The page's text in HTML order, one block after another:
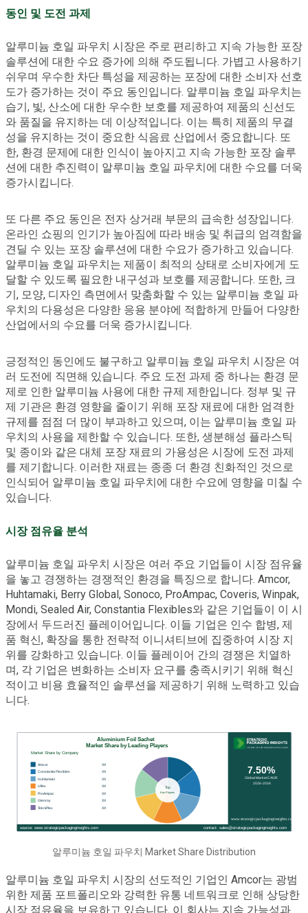
동인 및 도전 과제
알루미늄 호일 파우치 시장은 주로 편리하고 지속 가능한 포장
솔루션에 대한 수요 증가에 의해 주도됩니다. 가볍고 사용하기
쉬우며 우수한 차단 특성을 제공하는 포장에 대한 소비자 선호
도가 증가하는 것이 주요 동인입니다. 알루미늄 호일 파우치는
습기, 빛, 산소에 대한 우수한 보호를 제공하여 제품의 신선도
와 품질을 유지하는 데 이상적입니다. 이는 특히 제품의 무결
성을 유지하는 것이 중요한 식음료 산업에서 중요합니다. 또
한, 환경 문제에 대한 인식이 높아지고 지속 가능한 포장 솔루
션에 대한 추진력이 알루미늄 호일 파우치에 대한 수요를 더욱
증가시킵니다.
또 다른 주요 동인은 전자 상거래 부문의 급속한 성장입니다.
온라인 쇼핑의 인기가 높아짐에 따라 배송 및 취급의 엄격함을
견딜 수 있는 포장 솔루션에 대한 수요가 증가하고 있습니다.
알루미늄 호일 파우치는 제품이 최적의 상태로 소비자에게 도
달할 수 있도록 필요한 내구성과 보호를 제공합니다. 또한, 크
기, 모양, 디자인 측면에서 맞춤화할 수 있는 알루미늄 호일 파
우치의 다용성은 다양한 응용 분야에 적합하게 만들어 다양한
산업에서의 수요를 더욱 증가시킵니다.
긍정적인 동인에도 불구하고 알루미늄 호일 파우치 시장은 여
러 도전에 직면해 있습니다. 주요 도전 과제 중 하나는 환경 문
제로 인한 알루미늄 사용에 대한 규제 제한입니다. 정부 및 규
제 기관은 환경 영향을 줄이기 위해 포장 재료에 대한 엄격한
규제를 점점 더 많이 부과하고 있으며, 이는 알루미늄 호일 파
우치의 사용을 제한할 수 있습니다. 또한, 생분해성 플라스틱
및 종이와 같은 대체 포장 재료의 가용성은 시장에 도전 과제
를 제기합니다. 이러한 재료는 종종 더 환경 친화적인 것으로
인식되어 알루미늄 호일 파우치에 대한 수요에 영향을 미칠 수
있습니다.
시장 점유율 분석
알루미늄 호일 파우치 시장은 여러 주요 기업들이 시장 점유율
을 놓고 경쟁하는 경쟁적인 환경을 특징으로 합니다. Amcor,
Huhtamaki, Berry Global, Sonoco, ProAmpac, Coveris, Winpak,
Mondi, Sealed Air, Constantia Flexibles와 같은 기업들이 이 시
장에서 두드러진 플레이어입니다. 이들 기업은 인수 합병, 제
품 혁신, 확장을 통한 전략적 이니셔티브에 집중하여 시장 지
위를 강화하고 있습니다. 이들 플레이어 간의 경쟁은 치열하
며, 각 기업은 변화하는 소비자 요구를 충족시키기 위해 혁신
적이고 비용 효율적인 솔루션을 제공하기 위해 노력하고 있습
니다.
알루미늄 호일 파우치 Market Share Distribution
알루미늄 호일 파우치 시장의 선도적인 기업인 Amcor는 광범
위한 제품 포트폴리오와 강력한 유통 네트워크로 인해 상당한
시장 점유율을 보유하고 있습니다. 이 회사는 지속 가능성과